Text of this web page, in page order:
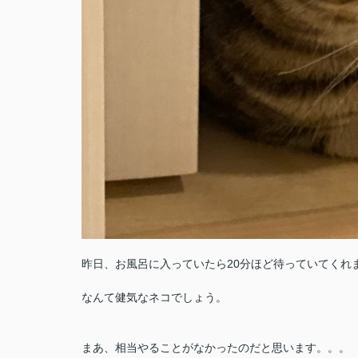
昨日、お風呂に入っていたら20分ほど待っていてくれ
なんて健気なネコでしょう。
まあ、相当やることがなかったのだと思います。。。